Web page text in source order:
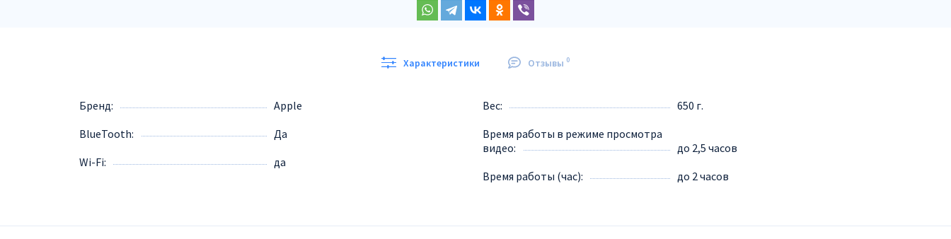
Характеристики Отзывы 0
Бренд
Apple
BlueTooth
Да
Wi-Fi
да
Вес
650 г.
Время работы в режиме просмотра
видео
до 2,5 часов
Время работы (час)
до 2 часов